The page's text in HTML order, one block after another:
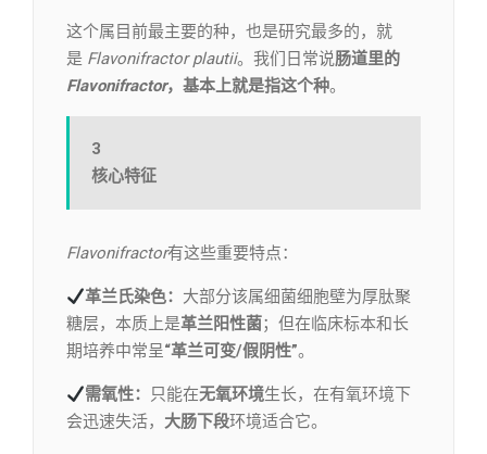
这个属目前最主要的种，也是研究最多的，就
是 Flavonifractor plautii。我们日常说肠道里的
Flavonifractor，基本上就是指这个种。
3
核心特征
Flavonifractor有这些重要特点：
革兰氏染色： 大部分该属细菌细胞壁为厚肽聚
糖层，本质上是革兰阳性菌；但在临床标本和长
期培养中常呈“革兰可变/假阴性”。
需氧性： 只能在无氧环境生长，在有氧环境下
会迅速失活， 大肠下段环境适合它。